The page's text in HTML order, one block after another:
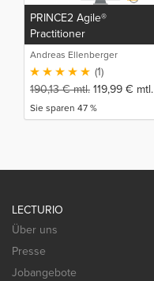
PRINCE2 Agile®
Practitioner
Andreas Ellenberger
(1)
190,13€mtl. 119,99 € mtl.
Sie sparen 47 %
LECTURIO
Über uns
Presse
Jobangebote